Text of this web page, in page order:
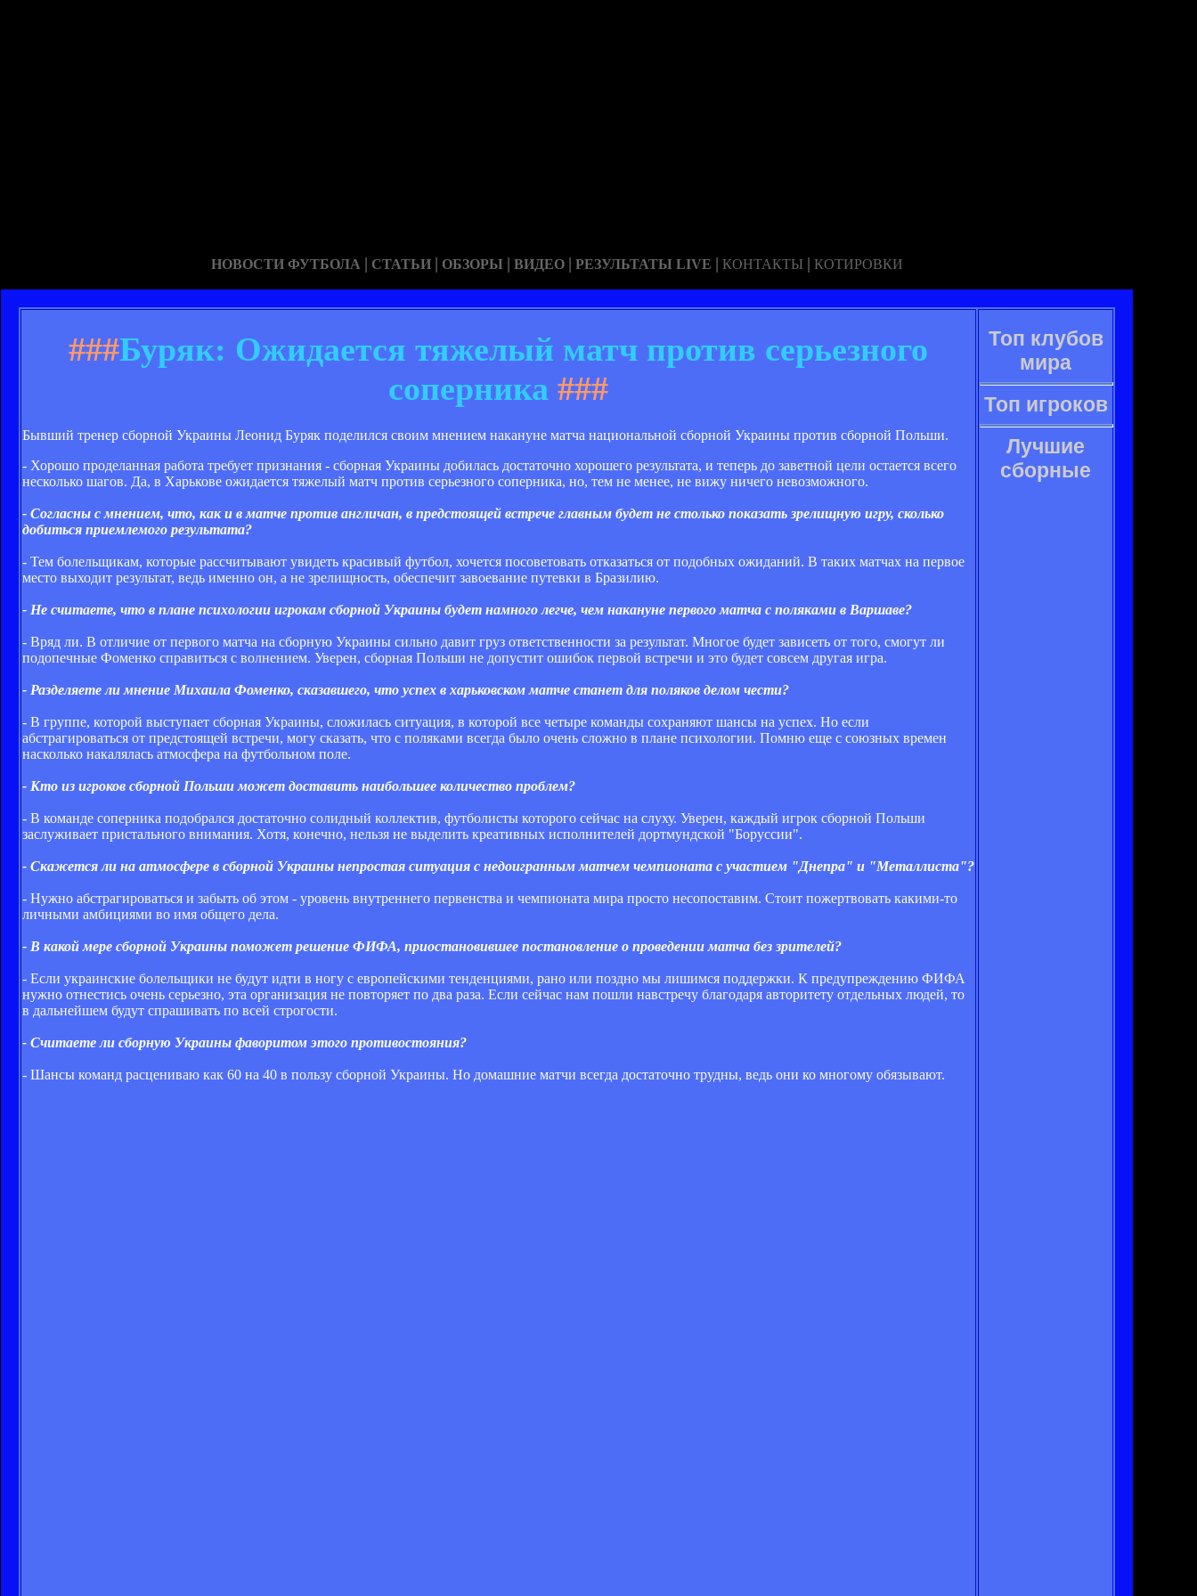
НОВОСТИ ФУТБОЛА | СТАТЬИ | ОБЗОРЫ | ВИДЕО | РЕЗУЛЬТАТЫ LIVE | КОНТАКТЫ | КОТИРОВКИ
###Буряк: Ожидается тяжелый матч против серьезного
соперника ###
Бывший тренер сборной Украины Леонид Буряк поделился своим мнением накануне матча национальной сборной Украины против сборной Польши.
- Хорошо проделанная работа требует признания - сборная Украины добилась достаточно хорошего результата, и теперь до заветной цели остается всего
несколько шагов. Да, в Харькове ожидается тяжелый матч против серьезного соперника, но, тем не менее, не вижу ничего невозможного.
- Согласны с мнением, что, как и в матче против англичан, в предстоящей встрече главным будет не столько показать зрелищную игру, сколько
добиться приемлемого результата?
- Тем болельщикам, которые рассчитывают увидеть красивый футбол, хочется посоветовать отказаться от подобных ожиданий. В таких матчах на первое
место выходит результат, ведь именно он, а не зрелищность, обеспечит завоевание путевки в Бразилию.
- Не считаете, что в плане психологии игрокам сборной Украины будет намного легче, чем накануне первого матча с поляками в Варшаве?
- Вряд ли. В отличие от первого матча на сборную Украины сильно давит груз ответственности за результат. Многое будет зависеть от того, смогут ли
подопечные Фоменко справиться с волнением. Уверен, сборная Польши не допустит ошибок первой встречи и это будет совсем другая игра.
- Разделяете ли мнение Михаила Фоменко, сказавшего, что успех в харьковском матче станет для поляков делом чести?
- В группе, которой выступает сборная Украины, сложилась ситуация, в которой все четыре команды сохраняют шансы на успех. Но если
абстрагироваться от предстоящей встречи, могу сказать, что с поляками всегда было очень сложно в плане психологии. Помню еще с союзных времен
насколько накалялась атмосфера на футбольном поле.
- Кто из игроков сборной Польши может доставить наибольшее количество проблем?
- В команде соперника подобрался достаточно солидный коллектив, футболисты которого сейчас на слуху. Уверен, каждый игрок сборной Польши
заслуживает пристального внимания. Хотя, конечно, нельзя не выделить креативных исполнителей дортмундской "Боруссии".
- Скажется ли на атмосфере в сборной Украины непростая ситуация с недоигранным матчем чемпионата с участием "Днепра" и "Металлиста"?
- Нужно абстрагироваться и забыть об этом - уровень внутреннего первенства и чемпионата мира просто несопоставим. Стоит пожертвовать какими-то
личными амбициями во имя общего дела.
- В какой мере сборной Украины поможет решение ФИФА, приостановившее постановление о проведении матча без зрителей?
- Если украинские болельщики не будут идти в ногу с европейскими тенденциями, рано или поздно мы лишимся поддержки. К предупреждению ФИФА
нужно отнестись очень серьезно, эта организация не повторяет по два раза. Если сейчас нам пошли навстречу благодаря авторитету отдельных людей, то
в дальнейшем будут спрашивать по всей строгости.
- Считаете ли сборную Украины фаворитом этого противостояния?
- Шансы команд расцениваю как 60 на 40 в пользу сборной Украины. Но домашние матчи всегда достаточно трудны, ведь они ко многому обязывают.
Топ клубов
мира
Топ игроков
Лучшие
сборные